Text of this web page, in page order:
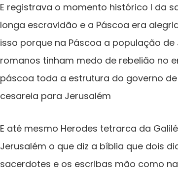
E registrava o momento histórico I da
longa escravidão e a Páscoa era
isso porque na Páscoa a população
romanos tinham medo de rebelião no
páscoa toda a estrutura do governo
cesareia para Jerusalém
E até mesmo Herodes tetrarca da
Jerusalém o que diz a bíblia que dois
sacerdotes e os escribas mão como